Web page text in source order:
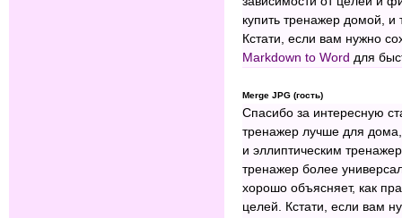
купить тренажер домой, и
Кстати, если вам нужно
Markdown to Word для
Merge JPG (гость)
Спасибо за интересную
тренажер лучше для
и эллиптическим
тренажер более
хорошо объясняет, как
целей. Кстати, если вам